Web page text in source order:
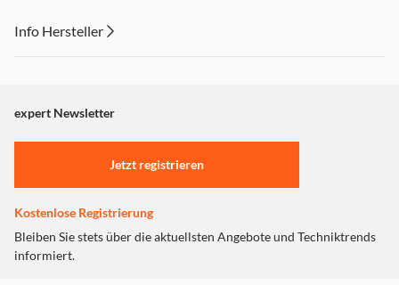
Info Hersteller
"Marketing".
Einstellungen anpassen
expert Newsletter
Jetzt registrieren
Kostenlose Registrierung
Bleiben Sie stets über die aktuellsten Angebote und Techniktrends
informiert.